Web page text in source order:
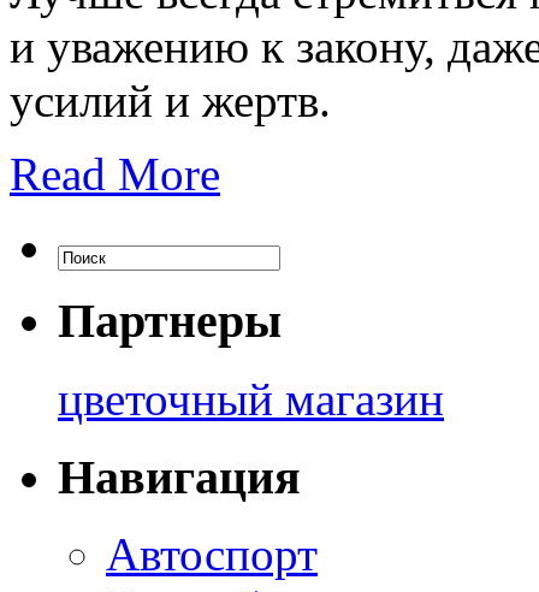
и уважению к закону,
усилий и жертв.
Read More
Партнеры
цветочный магазин
Навигация
Автоспорт